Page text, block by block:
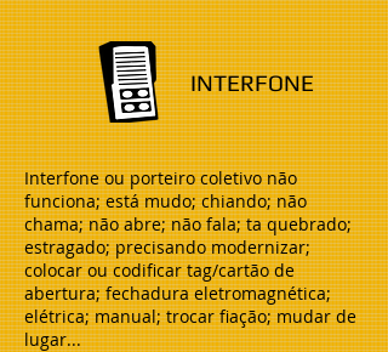
INTERFONE
Interfone ou porteiro coletivo não
funciona; está mudo; chiando; não
chama; não abre; não fala; ta quebrado;
estragado; precisando modernizar;
colocar ou codificar tag/cartão de
abertura; fechadura eletromagnética;
elétrica; manual; trocar fiação; mudar de
lugar...